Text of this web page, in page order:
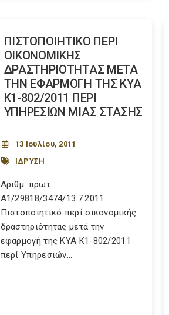
ΠΙΣΤΟΠΟΙΗΤΙΚΟ ΠΕΡΙ
ΟΙΚΟΝΟΜΙΚΗΣ
ΔΡΑΣΤΗΡΙΟΤΗΤΑΣ ΜΕΤΑ
ΤΗΝ ΕΦΑΡΜΟΓΗ ΤΗΣ ΚΥΑ
Κ1-802/2011 ΠΕΡΙ
ΥΠΗΡΕΣΙΩΝ ΜΙΑΣ ΣΤΑΣΗΣ
13 Ιουλίου, 2011
ΙΔΡΥΣΗ
Αριθμ. πρωτ.:
A1/29818/3474/13.7.2011
Πιστοποιητικό περί οικονομικής
δραστηριότητας μετά την
εφαρμογή της ΚΥΑ Κ1-802/2011
περί Υπηρεσιών...